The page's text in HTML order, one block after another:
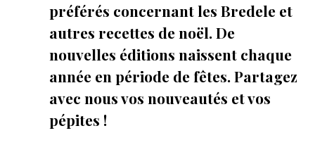
préférés concernant les Bredele et
autres recettes de noël. De
nouvelles éditions naissent chaque
année en période de fêtes. Partagez
avec nous vos nouveautés et vos
pépites !